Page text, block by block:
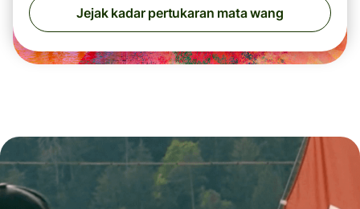
Jejak kadar pertukaran mata wang